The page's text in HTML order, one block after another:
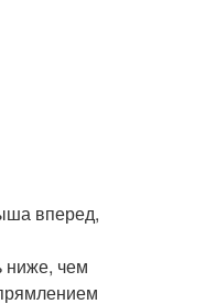
вперед,
ниже, чем